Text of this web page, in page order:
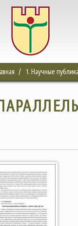
1. Научные